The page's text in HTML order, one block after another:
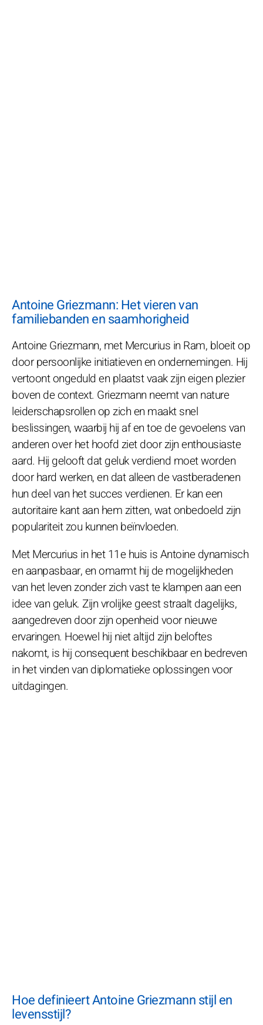
Antoine Griezmann: Het vieren van
familiebanden en saamhorigheid
Antoine Griezmann, met Mercurius in Ram, bloeit op
door persoonlijke initiatieven en ondernemingen. Hij
vertoont ongeduld en plaatst vaak zijn eigen plezier
boven de context. Griezmann neemt van nature
leiderschapsrollen op zich en maakt snel
beslissingen, waarbij hij af en toe de gevoelens van
anderen over het hoofd ziet door zijn enthousiaste
aard. Hij gelooft dat geluk verdiend moet worden
door hard werken, en dat alleen de vastberadenen
hun deel van het succes verdienen. Er kan een
autoritaire kant aan hem zitten, wat onbedoeld zijn
populariteit zou kunnen beïnvloeden.
Met Mercurius in het 11e huis is Antoine dynamisch
en aanpasbaar, en omarmt hij de mogelijkheden
van het leven zonder zich vast te klampen aan een
idee van geluk. Zijn vrolijke geest straalt dagelijks,
aangedreven door zijn openheid voor nieuwe
ervaringen. Hoewel hij niet altijd zijn beloftes
nakomt, is hij consequent beschikbaar en bedreven
in het vinden van diplomatieke oplossingen voor
uitdagingen.
Hoe definieert Antoine Griezmann stijl en
levensstijl?